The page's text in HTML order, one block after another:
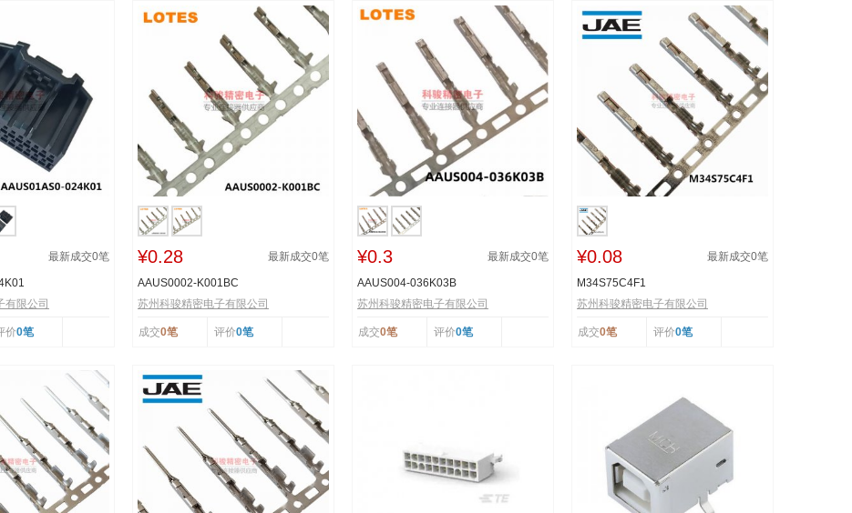
最新成交0笔
有限公司
价0笔
¥0.28 最新成交0笔
AAUS0002-K001BC
苏州科骏精密电子有限公司
成交0笔 评价0笔
¥0.3 最新成交0笔
AAUS004-036K03B
苏州科骏精密电子有限公司
成交0笔 评价0笔
¥0.08 最新成交0笔
M34S75C4F1
苏州科骏精密电子有限公司
成交0笔 评价0笔